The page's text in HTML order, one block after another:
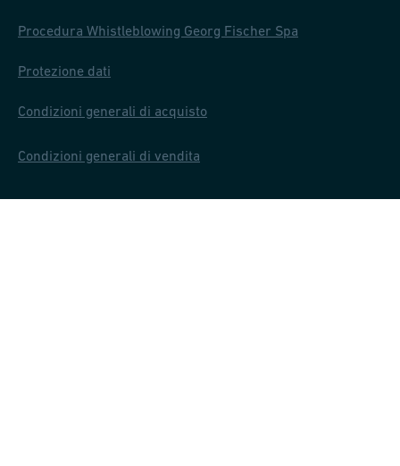
Procedura Whistleblowing Georg Fischer Spa
Protezione dati
Condizioni generali di acquisto
Condizioni generali di vendita